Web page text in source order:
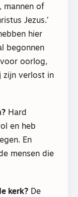
mannen of
Jezus.’
hier
begonnen
voor oorlog,
zijn verlost in
Hard
en heb
En
mensen die
kerk? De